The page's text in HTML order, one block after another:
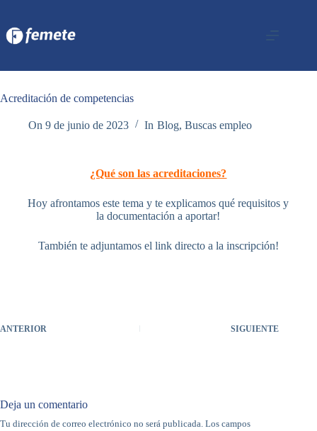
Acreditación de competencias
On 9 de junio de 2023 In Blog, Buscas empleo
¿Qué son las acreditaciones?
Hoy afrontamos este tema y te explicamos qué requisitos y
la documentación a aportar!
También te adjuntamos el link directo a la inscripción!
ANTERIOR SIGUIENTE
Deja un comentario
Tu dirección de correo electrónico no será publicada. Los campos
A